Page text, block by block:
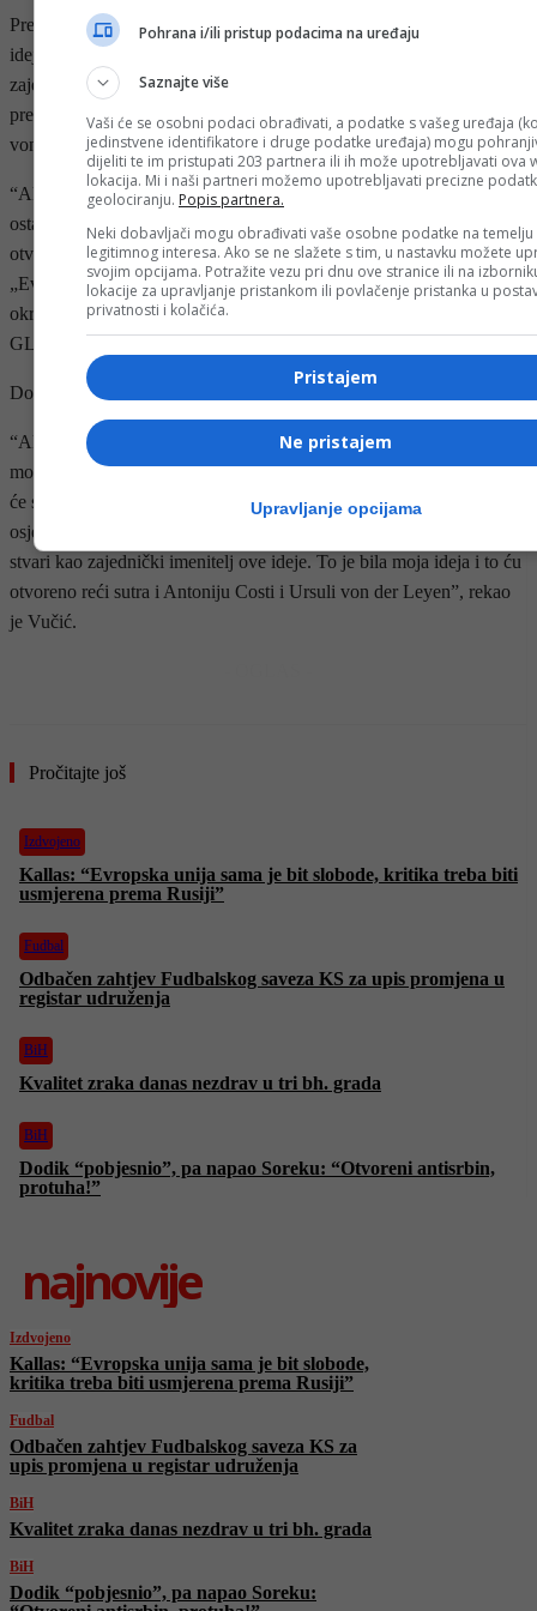
Predsjednik Srbije, Aleksandar Vučić, izjavio je danas da bi najbolja
ideja bila da se svi kandidati sa prostora zapadnog Balkana prime
zajedno u Evropsku uniju kao punopravne članice, dodajući da će to
predložiti na sastanku s predsjednicom Evropske komisije, Ursulom
von der Leyen.
“Ako primite jednu, ili dvije, ili tri od nas, šta ćemo onda sa
ostalima? Kako ćemo se nositi s tim? Kako ćemo riješiti sva
otvorena pitanja?”, rekao je Vučić na panelu pod nazivom
„Evropska konkurentnost u fragmentisanom geopolitičkom
okruženju“, koji se održava na forumu BELTALKS u organizaciji
GLOBSEC-a.
Dodao je da se radi o budućnosti regiona, ali i o budućnosti Evrope.
“Ako neko želi razumjeti geopolitiku, ovo je jedina stvar koju EU
može uraditi: da primi sve nas zajedno, bez granica između nas. Srbi
će se osjećati bolje, Bošnjaci će se osjećati bolje, Albanci će se
osjećati bolje, Hrvati će biti OK, nadam se. I vidim samo dobre
stvari kao zajednički imenitelj ove ideje. To je bila moja ideja i to ću
otvoreno reći sutra i Antoniju Costi i Ursuli von der Leyen”, rekao
je Vučić.
Pročitajte još
Izdvojeno
Kallas: “Evropska unija sama je bit slobode, kritika treba biti
usmjerena prema Rusiji”
Fudbal
Odbačen zahtjev Fudbalskog saveza KS za upis promjena u
registar udruženja
BiH
Kvalitet zraka danas nezdrav u tri bh. grada
BiH
Dodik “pobjesnio”, pa napao Soreku: “Otvoreni antisrbin,
protuha!”
najnovije
Izdvojeno
Kallas: “Evropska unija sama je bit slobode,
kritika treba biti usmjerena prema Rusiji”
Fudbal
Odbačen zahtjev Fudbalskog saveza KS za
upis promjena u registar udruženja
BiH
Kvalitet zraka danas nezdrav u tri bh. grada
BiH
Dodik “pobjesnio”, pa napao Soreku:
Pohrana i/ili pristup podacima na uređaju
Saznajte više
Vaši će se osobni podaci obrađivati, a podatke s vašeg uređaja
jedinstvene identifikatore i druge podatke uređaja) mogu
dijeliti te im pristupati 203 partnera ili ih može upotrebljavati ova
lokacija. Mi i naši partneri možemo upotrebljavati precizne
geolociranju. Popis partnera.
Neki dobavljači mogu obrađivati vaše osobne podatke na temelju
legitimnog interesa. Ako se ne slažete s tim, u nastavku možete
svojim opcijama. Potražite vezu pri dnu ove stranice ili na
lokacije za upravljanje pristankom ili povlačenje pristanka u
privatnosti i kolačića.
Pristajem
Ne pristajem
Upravljanje opcijama